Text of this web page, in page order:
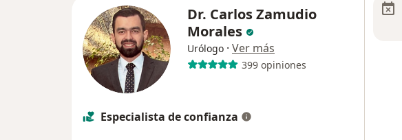
Dr. Carlos Zamudio
Morales
Urólogo · Ver más
399 opiniones
Especialista de confianza